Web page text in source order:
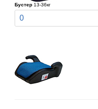
Бустер 13-36кг
0